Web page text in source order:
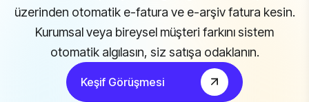
üzerinden otomatik e-fatura ve e-arşiv fatura kesin.
Kurumsal veya bireysel müşteri farkını sistem
otomatik algılasın, siz satışa odaklanın.
Keşif Görüşmesi